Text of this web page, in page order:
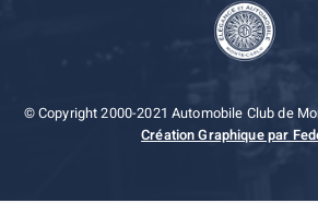
© Copyright 2000-2021 Automobile Club de
Création Graphique par